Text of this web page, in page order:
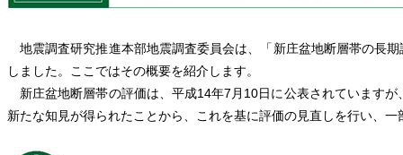
地震調査研究推進本部地震調査委員会は、「新庄盆地断層帯の長
しました。ここではその概要を紹介します。
新庄盆地断層帯の評価は、平成14年7月10日に公表されています
新たな知見が得られたことから、これを基に評価の見直しを行い、